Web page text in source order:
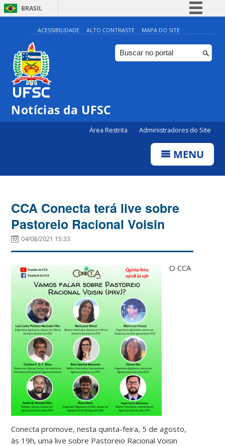
BRASIL
Simplifique!
Comunica BR
Participe
ACESSIBILIDADE ALTO CONTRASTE MAPA DO SITE
Notícias da UFSC
Área Restrita Administradores do Site
MENU
CCA Conecta terá live sobre
Pastoreio Racional Voisin
04/08/2021 15:33
O CCA
Conecta promove, nesta quinta-feira, 5 de agosto,
às 19h, uma live sobre Pastoreio Racional Voisin